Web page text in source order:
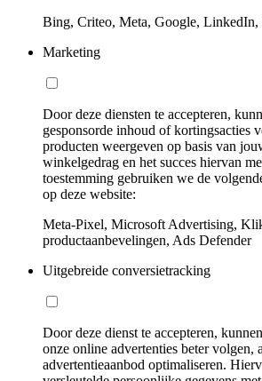
Bing, Criteo, Meta, Google, LinkedIn,
Marketing
Door deze diensten te accepteren,
gesponsorde inhoud of kortingsacties
producten weergeven op basis van
winkelgedrag en het succes hiervan
toestemming gebruiken we de
op deze website:
Meta-Pixel, Microsoft Advertising,
productaanbevelingen, Ads Defender
Uitgebreide conversietracking
Door deze dienst te accepteren,
onze online advertenties beter volgen,
advertentieaanbod optimaliseren.